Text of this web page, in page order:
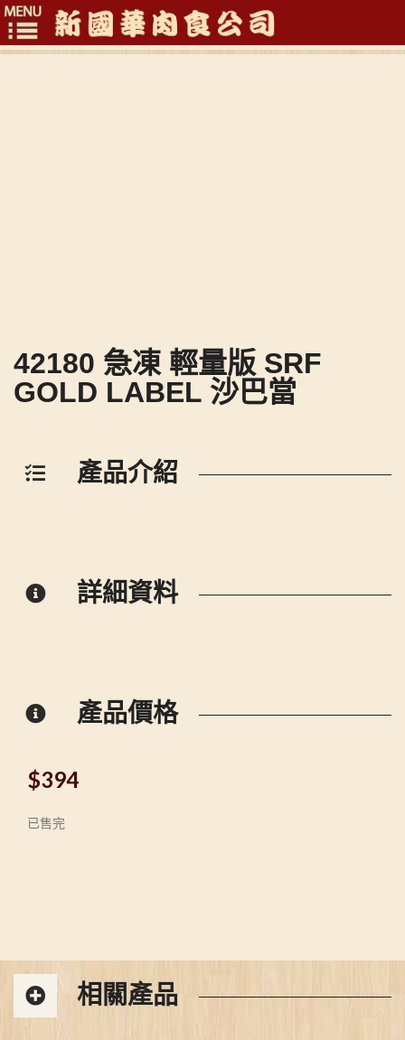
Toggle
42180 急凍 輕量版 SRF
GOLD LABEL 沙巴當
產品介紹
詳細資料
產品價格
$394
已售完
相關產品